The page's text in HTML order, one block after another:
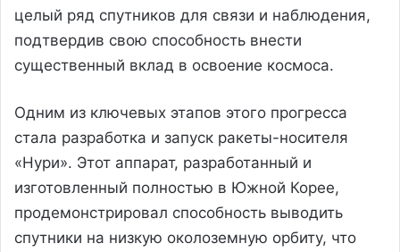
целый ряд спутников для связи и наблюдения,
подтвердив свою способность внести
существенный вклад в освоение космоса.
Одним из ключевых этапов этого прогресса
стала разработка и запуск ракеты-носителя
«Нури». Этот аппарат, разработанный и
изготовленный полностью в Южной Корее,
продемонстрировал способность выводить
спутники на низкую околоземную орбиту, что